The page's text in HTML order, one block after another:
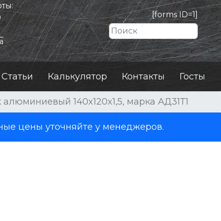
[forms ID=1]
Статьи Калькулятор Контакты Госты
алюминиевый 140x120x1,5, марка АД31Т1
цены уточняйте у менеджеров.